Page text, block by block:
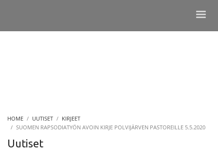
HOME UUTISET
KIRJEET
SUOMEN RAPSODIATYÖN AVOIN KIRJE POLVIJÄRVEN PASTOREILLE 5.5.2020
Uutiset